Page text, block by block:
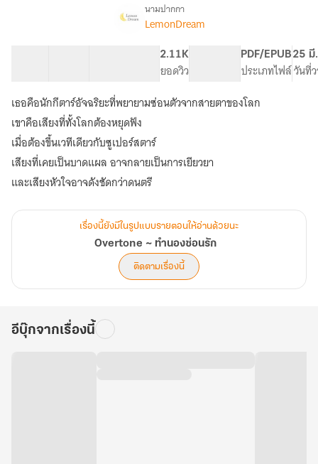
เรื่องOvertone
ทำนอง
ซ่อน
รัก
นามปากกา
LemonDream
2.11K
ยอดวิว
PDF/EPUB
ประเภทไฟล์
25 มี
วันที่
เธอคือนักกีตาร์อัจฉริยะที่พยายามซ่อนตัวจากสายตาของโลก
เขาคือเสียงที่ทั้งโลกต้องหยุดฟัง
เมื่อต้องขึ้นเวทีเดียวกับซูเปอร์สตาร์
เสียงที่เคยเป็นบาดแผล อาจกลายเป็นการเยียวยา
และเสียงหัวใจอาจดังชัดกว่าดนตรี
เรื่องนี้ยังมีในรูปแบบรายตอนให้อ่านด้วยนะ
Overtone ~ ทำนองซ่อนรัก
ติดตามเรื่องนี้
อีบุ๊กจากเรื่องนี้